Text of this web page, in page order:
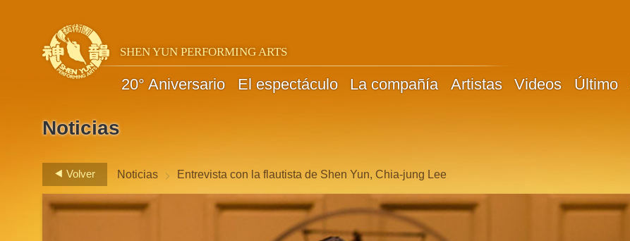
SHEN YUN PERFORMING ARTS
20° Aniversario El espectáculo La compañía Artistas Videos Último
Noticias
Volver Noticias > Entrevista con la flautista de Shen Yun, Chia-jung Lee